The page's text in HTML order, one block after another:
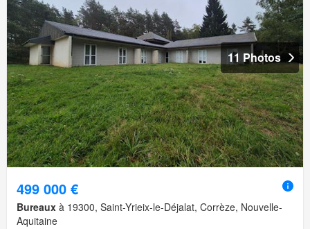
11 Photos
499 000 €
Bureaux à 19300, Saint-Yrieix-le-Déjalat, Corrèze, Nouvelle-
Aquitaine